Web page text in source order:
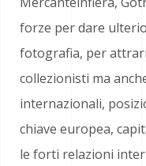
forze per dare
fotografia, per
collezionisti ma
internazionali,
chiave europea,
le forti relazioni